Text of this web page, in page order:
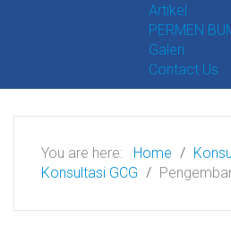
Artikel
PERMEN
Galeri
Contact Us
You are here: Home
Konsultasi GCG